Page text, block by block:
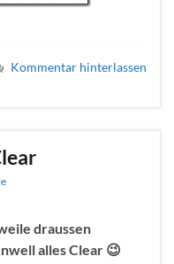
Kommentar hinterlassen
draussen
alles Clear 😉